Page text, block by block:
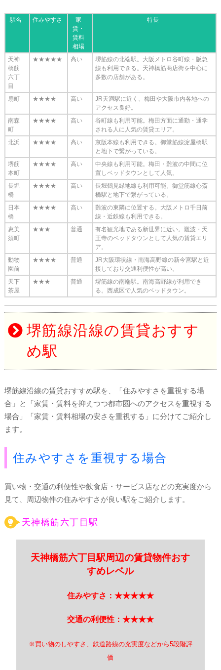
駅名 住みやすさ
家
賃・
賃料
相場
特長
天神
橋筋
六丁
目
★★★★★ 高い
堺筋線の北端駅。大阪メトロ谷町線・阪急
線も利用できる。天神橋筋商店街を中心に
多数の店舗がある。
扇町 ★★★★ 高い
JR天満駅に近く、梅田や大阪市内各地への
アクセス良好。
南森
町
★★★★ 高い
谷町線も利用可能。梅田方面に通勤・通学
される人に人気の賃貸エリア。
北浜
★★★★ 高い
京阪本線も利用できる。御堂筋線淀屋橋駅
と地下で繋がっている。
堺筋
本町
★★★★ 高い
中央線も利用可能。梅田・難波の中間に位
置しベッドタウンとして人気。
長堀
橋
★★★★ 高い
長堀鶴見緑地線も利用可能。御堂筋線心斎
橋駅と地下で繋がっている。
日本
橋
★★★★ 高い
難波の東隣に位置する。大阪メトロ千日前
線・近鉄線も利用できる。
恵美
須町
★★★ 普通
有名観光地である新世界に近い。難波・天
王寺のベッドタウンとして人気の賃貸エリ
ア。
動物
園前
★★★★ 普通
JR大阪環状線・南海高野線の新今宮駅と近
接しており交通利便性が高い。
天下
茶屋
★★★ 普通
堺筋線の南端駅。南海高野線が利用でき
る。西成区で人気のベッドタウン。
堺筋線沿線の賃貸おすす
め駅
堺筋線沿線の賃貸おすすめ駅を、「住みやすさを重視する場
合」と「家賃・賃料を抑えつつ都市圏へのアクセスを重視する
場合」「家賃・賃料相場の安さを重視する」に分けてご紹介し
ます。
住みやすさを重視する場合
買い物・交通の利便性や飲食店・サービス店などの充実度から
見て、周辺物件の住みやすさが良い駅をご紹介します。
天神橋筋六丁目駅
天神橋筋六丁目駅周辺の賃貸物件おす
すめレベル
住みやすさ：★★★★★
交通の利便性：★★★★
※買い物のしやすさ、鉄道路線の充実度などから5段階評
価